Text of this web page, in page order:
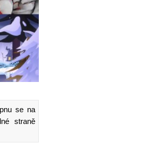
se na
straně